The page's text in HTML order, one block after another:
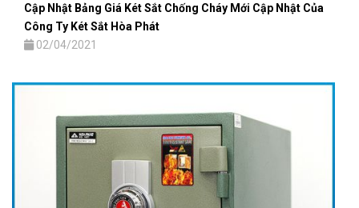
Cập Nhật Bảng Giá Két Sắt Chống Cháy Mới Cập Nhật Của
Công Ty Két Sắt Hòa Phát
02/04/2021